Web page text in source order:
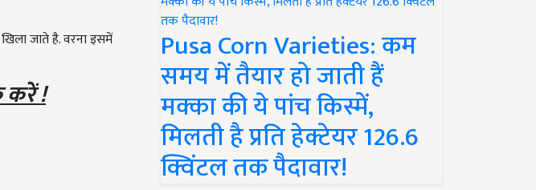
जाते है. वरना इसमें
करें !
Pusa Corn Varieties: कम
समय में तैयार हो जाती हैं
मक्का की ये पांच किस्में,
मिलती है प्रति हेक्टेयर 126.6
क्विंटल तक पैदावार!